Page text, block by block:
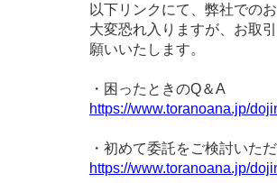
以下リンクにて、弊社での
大変恐れ入りますが、お取
願いいたします。
・困ったときのQ＆A
https://www.toranoana.jp/
・初めて委託をご検討いた
https://www.toranoana.jp/